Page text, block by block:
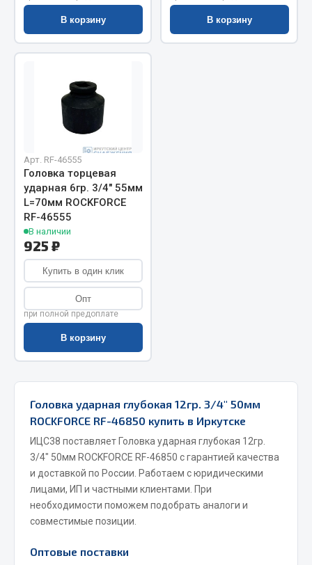
Весь раздел
Двигатель
Система питания
Система выпуска газа
Сцепление
Коробка передач
Коробка передач ZF
Весь раздел
Запчасти МАЗ
Подвеска
Двери
Окно ветровое
Двигатель
Электрооборудование
Показать ещё
Весь раздел
В корзину В корзину
Арт. RF-46555
Головка торцевая
ударная 6гр. 3/4" 55мм
L=70мм ROCKFORCE
RF-46555
В наличии
925 ₽
Купить в один клик
Опт
при полной предоплате
В корзину
Головка ударная глубокая 12гр. 3/4" 50мм
ROCKFORCE RF-46850 купить в Иркутске
ИЦС38 поставляет Головка ударная глубокая 12гр.
3/4" 50мм ROCKFORCE RF-46850 с гарантией качества
и доставкой по России. Работаем с юридическими
лицами, ИП и частными клиентами. При
необходимости поможем подобрать аналоги и
совместимые позиции.
Оптовые поставки